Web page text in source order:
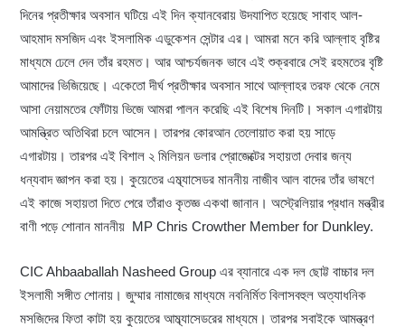
দিনের প্রতীক্ষার অবসান ঘটিয়ে এই দিন ক্যানবেরায় উদযাপিত হয়েছে সাবাহ আল-
আহমাদ মসজিদ এবং ইসলামিক এডুকেশন সেন্টার এর। আমরা মনে করি আল্লাহ বৃষ্টির
মাধ্যমে ঢেলে দেন তাঁর রহমত। আর আশ্চর্যজনক ভাবে এই শুক্রবারে সেই রহমতের বৃষ্টি
আমাদের ভিজিয়েছে। একেতো দীর্ঘ প্রতীক্ষার অবসান সাথে আল্লাহর তরফ থেকে নেমে
আসা নেয়ামতের ফোঁটায় ভিজে আমরা পালন করেছি এই বিশেষ দিনটি। সকাল এগারটায়
আমন্ত্রিত অতিথিরা চলে আসেন। তারপর কোরআন তেলোয়াত করা হয় সাড়ে
এগারটায়। তারপর এই বিশাল ২ মিলিয়ন ডলার প্রোজেক্টের সহায়তা দেবার জন্য
ধন্যবাদ জ্ঞাপন করা হয়। কুয়েতের এম্ব্যাসেডর মাননীয় নাজীব আল বাদের তাঁর ভাষণে
এই কাজে সহায়তা দিতে পেরে তাঁরাও কৃতজ্ঞ একথা জানান। অস্ট্রেলিয়ার প্রধান মন্ত্রীর
বাণী পড়ে শোনান মাননীয় MP Chris Crowther Member for Dunkley.
CIC Ahbaaballah Nasheed Group এর ব্যানারে এক দল ছোট্ট বাচ্চার দল
ইসলামী সঙ্গীত শোনায়। জুম্মার নামাজের মাধ্যমে নবনির্মিত বিলাসবহুল অত্যাধনিক
মসজিদের ফিতা কাটা হয় কুয়েতের আম্ব্যাসেডরের মাধ্যমে। তারপর সবাইকে আমন্ত্রণ